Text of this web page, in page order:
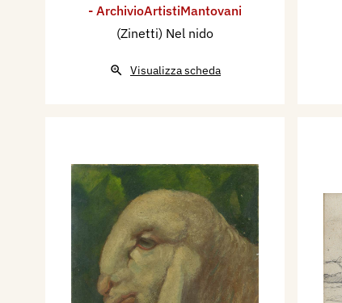
- ArchivioArtistiMantovani
(Zinetti) Nel nido
Visualizza scheda